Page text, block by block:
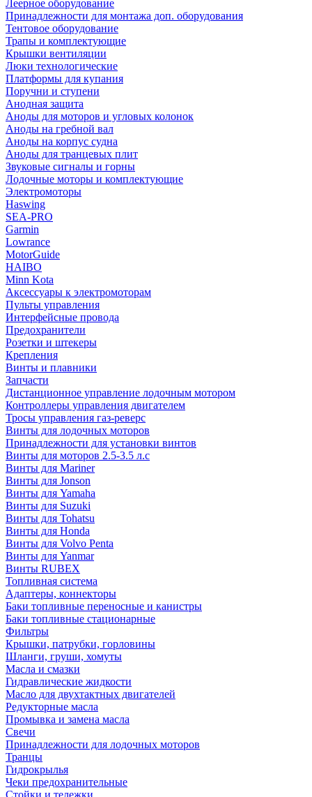
Леерное оборудование
Принадлежности для монтажа доп. оборудования
Тентовое оборудование
Трапы и комплектующие
Крышки вентиляции
Люки технологические
Платформы для купания
Поручни и ступени
Анодная защита
Аноды для моторов и угловых колонок
Аноды на гребной вал
Аноды на корпус судна
Аноды для транцевых плит
Звуковые сигналы и горны
Лодочные моторы и комплектующие
Электромоторы
Haswing
SEA-PRO
Garmin
Lowrance
MotorGuide
HAIBO
Minn Kota
Аксессуары к электромоторам
Пульты управления
Интерфейсные провода
Предохранители
Розетки и штекеры
Крепления
Винты и плавники
Запчасти
Дистанционное управление лодочным мотором
Контроллеры управления двигателем
Тросы управления газ-реверс
Винты для лодочных моторов
Принадлежности для установки винтов
Винты для моторов 2.5-3.5 л.с
Винты для Mariner
Винты для Jonson
Винты для Yamaha
Винты для Suzuki
Винты для Tohatsu
Винты для Honda
Винты для Volvo Penta
Винты для Yanmar
Винты RUBEX
Топливная система
Адаптеры, коннекторы
Баки топливные переносные и канистры
Баки топливные стационарные
Фильтры
Крышки, патрубки, горловины
Шланги, груши, хомуты
Масла и смазки
Гидравлические жидкости
Масло для двухтактных двигателей
Редукторные масла
Промывка и замена масла
Свечи
Принадлежности для лодочных моторов
Транцы
Гидрокрылья
Чеки предохранительные
Стойки и тележки